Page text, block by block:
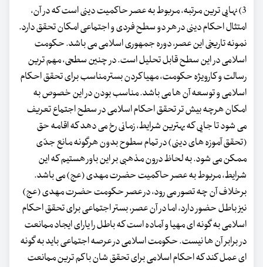
3) نهایی ترین مرتبه، مربوط به عصر حاکمیت دینی است که در آن،
امتثال احکام دینی در هر دو سطح فردی و اجتماعی امکان تحقق دارد.
نمونه تاریخی این عصر، دوره جمهوری اسلامی می باشد. حکومت
اسلامی در این سطح قابل تحلیل است. در چنین سطحی، مهم ترین
رسالت و کارویژه حکومت، مهیا کردن بستر مناسب برای تحقق احکام
اسلامی و توسعه آن ها می باشد. مناسب بودن در این خصوص به
امکان هرچه بیش تر تحقق احکام اسلامی در سطح اجتماع تعریف
می شود تا جایی که بهترین شرایط، زمانی رخ می دهد که اقامه حق
(تحقق آموزه های دینی) در تمام سطوح بدون هرگونه مانع جدّی
ممکن می شود. به لحاظ درون مذهبی بر این باور هستیم که این
شرایط، مربوط به عصر حاکمیت حضرت مهدی (عج) می باشد.
برخلاف آن چه تصور می رود، در عصر حکومت حضرت مهدی (عج)
نیز باطل حضور دارد، اما در آن عصر، بستر اجتماعی برای تحقق احکام
اسلامی به گونه ای مهیا و آماده است که باطل را یارای ایجاد ممانعت
در برابر آن ها نیست. حکومت اسلامی در عرصه اجتماعی باید به گونه
ای عمل کند که احکام اسلامی برای تحقق شان با کم ترین ممانعت